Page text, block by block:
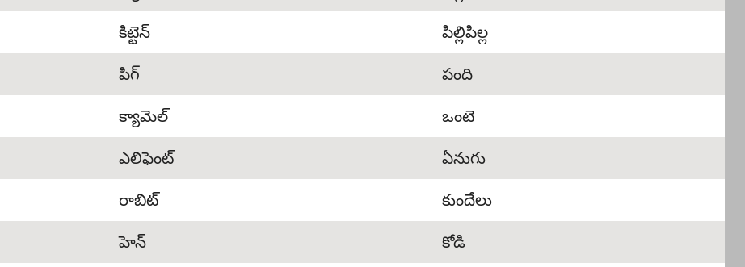
కిట్టెన్ పిల్లిపిల్ల
పిగ్ పంది
క్యామెల్ ఒంటె
ఎలిఫెంట్ ఏనుగు
రాబిట్ కుందేలు
హెన్ కోడి